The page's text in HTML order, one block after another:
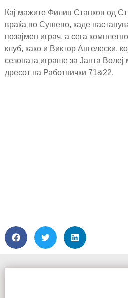
Кај мажите Филип Станков од
враќа во Сушево, каде
позајмен играч, а сега
клуб, како и Виктор Ангелески,
сезоната играше за Јанта Волеј
дресот на Работнички 71&22.